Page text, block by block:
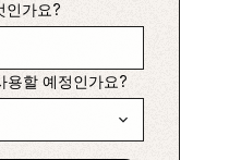
인가요?
용할 예정인가요?